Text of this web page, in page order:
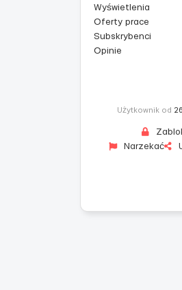
Wyświetlenia
Oferty prace
Subskrybenci
Opinie
Użytkownik od
Narzekać